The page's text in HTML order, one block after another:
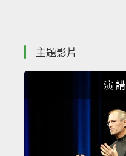
主題影片
演 講